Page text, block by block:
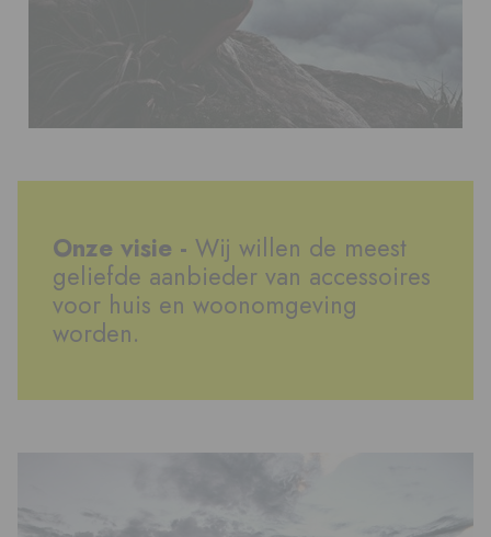
Onze visie - Wij willen de meest
geliefde aanbieder van accessoires
voor huis en woonomgeving
worden.